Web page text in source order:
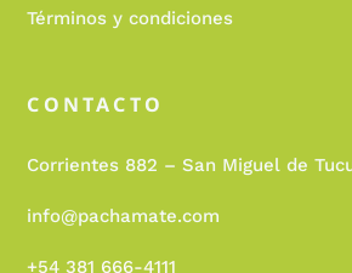
Términos y condiciones
CONTACTO
Corrientes 882 – San Miguel de
info@pachamate.com
+54 381 666-4111